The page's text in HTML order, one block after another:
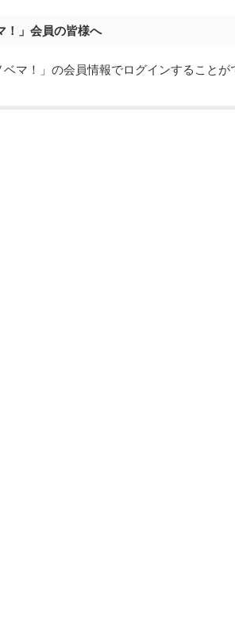
！」会員の皆様へ
マ！」の会員情報でログインすることが